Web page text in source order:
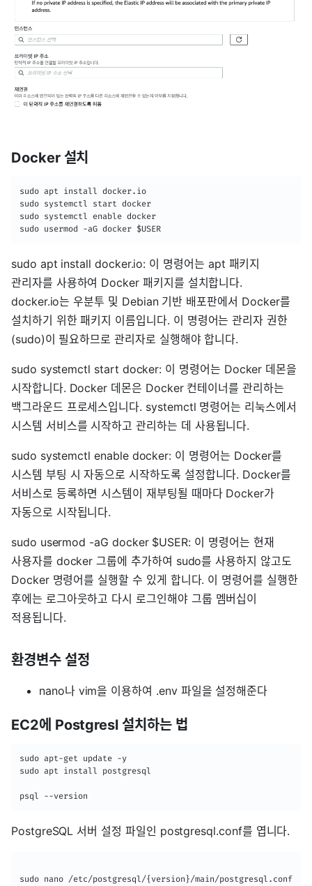
Docker 설치
sudo apt install docker.io
sudo systemctl start docker
sudo systemctl enable docker
sudo usermod -aG docker $USER
sudo apt install docker.io: 이 명령어는 apt 패키지
관리자를 사용하여 Docker 패키지를 설치합니다.
docker.io는 우분투 및 Debian 기반 배포판에서 Docker를
설치하기 위한 패키지 이름입니다. 이 명령어는 관리자 권한
(sudo)이 필요하므로 관리자로 실행해야 합니다.
sudo systemctl start docker: 이 명령어는 Docker 데몬을
시작합니다. Docker 데몬은 Docker 컨테이너를 관리하는
백그라운드 프로세스입니다. systemctl 명령어는 리눅스에서
시스템 서비스를 시작하고 관리하는 데 사용됩니다.
sudo systemctl enable docker: 이 명령어는 Docker를
시스템 부팅 시 자동으로 시작하도록 설정합니다. Docker를
서비스로 등록하면 시스템이 재부팅될 때마다 Docker가
자동으로 시작됩니다.
sudo usermod -aG docker $USER: 이 명령어는 현재
사용자를 docker 그룹에 추가하여 sudo를 사용하지 않고도
Docker 명령어를 실행할 수 있게 합니다. 이 명령어를 실행한
후에는 로그아웃하고 다시 로그인해야 그룹 멤버십이
적용됩니다.
환경변수 설정
nano나 vim을 이용하여 .env 파일을 설정해준다
EC2에 Postgresl 설치하는 법
sudo apt-get update -y
sudo apt install postgresql
psql --version
PostgreSQL 서버 설정 파일인 postgresql.conf를 엽니다.
sudo nano /etc/postgresql/{version}/main/postgresql.conf